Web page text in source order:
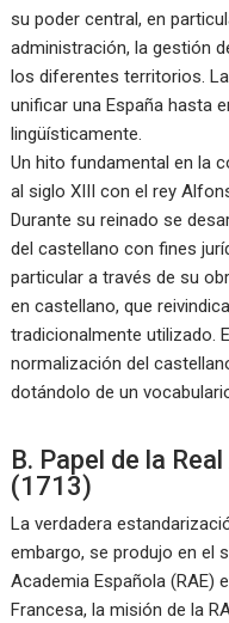
su poder central, en
administración, la gestión
los diferentes territorios.
unificar una España hasta
lingüísticamente.
Un hito fundamental en la
al siglo XIII con el rey
Durante su reinado se
del castellano con fines
particular a través de su
en castellano, que
tradicionalmente utilizado.
normalización del
dotándolo de un
B. Papel de la
(1713)
La verdadera
embargo, se produjo en el
Academia Española (RAE)
Francesa, la misión de la